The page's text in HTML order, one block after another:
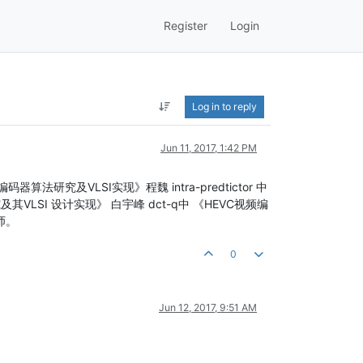
Register Login
Log in to reply
Jun 11, 2017, 1:42 PM
码器算法研究及VLSI实现》程魏 intra-predtictor 中
其VLSI 设计实现》 白宇峰 dct-q中 《HEVC视频编
0
Jun 12, 2017, 9:51 AM